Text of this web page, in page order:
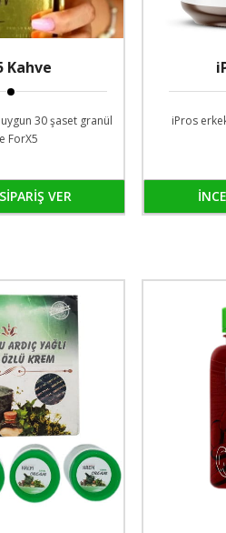
Kahve
30 şaset granül
ForX5
VER
iPros